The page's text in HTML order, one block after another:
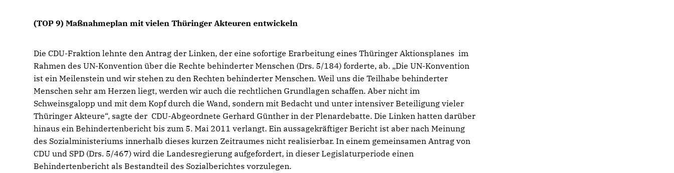
(TOP 9) Maßnahmeplan mit vielen Thüringer Akteuren entwickeln
Die CDU-Fraktion lehnte den Antrag der Linken, der eine sofortige Erarbeitung eines Thüringer Aktionsplanes im
Rahmen des UN-Konvention über die Rechte behinderter Menschen (Drs. 5/184) forderte, ab. „Die UN-Konvention
ist ein Meilenstein und wir stehen zu den Rechten behinderter Menschen. Weil uns die Teilhabe behinderter
Menschen sehr am Herzen liegt, werden wir auch die rechtlichen Grundlagen schaffen. Aber nicht im
Schweinsgalopp und mit dem Kopf durch die Wand, sondern mit Bedacht und unter intensiver Beteiligung vieler
Thüringer Akteure“, sagte der CDU-Abgeordnete Gerhard Günther in der Plenardebatte. Die Linken hatten darüber
hinaus ein Behindertenbericht bis zum 5. Mai 2011 verlangt. Ein aussagekräftiger Bericht ist aber nach Meinung
des Sozialministeriums innerhalb dieses kurzen Zeitraumes nicht realisierbar. In einem gemeinsamen Antrag von
CDU und SPD (Drs. 5/467) wird die Landesregierung aufgefordert, in dieser Legislaturperiode einen
Behindertenbericht als Bestandteil des Sozialberichtes vorzulegen.